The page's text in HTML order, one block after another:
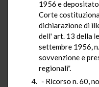
1956 e
Corte
dichiarazione di
dell' art. 13 della
settembre 1956,
sovvenzione e
regionali".
- Ricorso n. 60,